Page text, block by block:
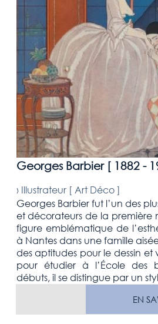
Georges Barbier [ 1882 -
› Illustrateur [ Art Déco]
Georges Barbier fut l’un des
et décorateurs de la première
figure emblématique de
à Nantes dans une famille
des aptitudes pour le dessin et
pour étudier à l’École des
débuts, il se distingue par un
EN